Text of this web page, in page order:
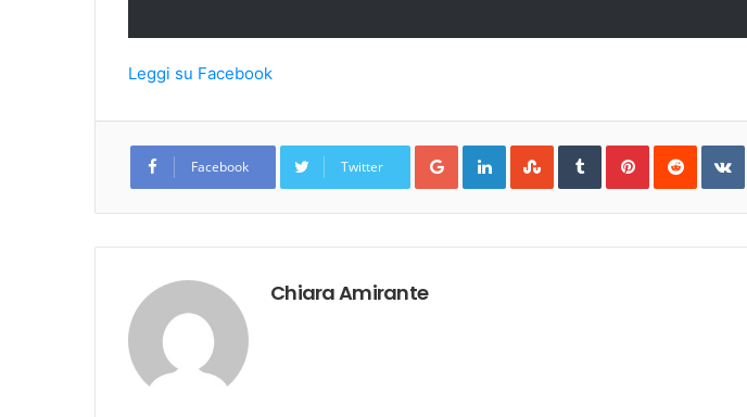
Leggi su Facebook
Facebook Twitter
Google+LinkedInStumbleUpon
TumblrPinterestReddit
Chiara Amirante